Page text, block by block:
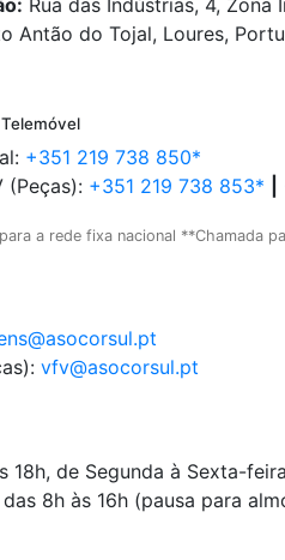
Rua das Indústrias, 4,
Antão do Tojal, Loures,
+351 219 738 850*
(Peças): +351 219 738 853*
a rede fixa nacional **Chamada
vfv@asocorsul.pt
18h, de Segunda à Sexta-
8h às 16h (pausa para